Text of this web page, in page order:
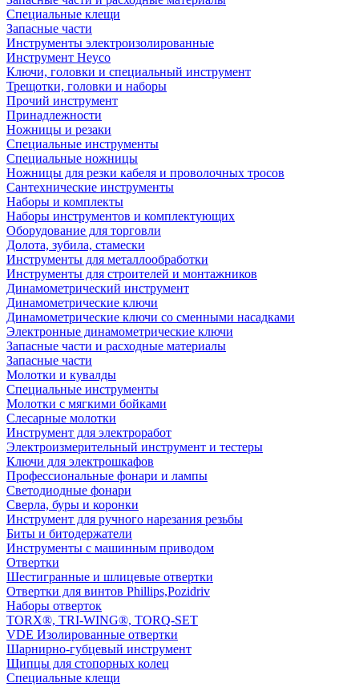
Специальные клещи
Запасные части
Инструменты электроизолированные
Инструмент Heyco
Ключи, головки и специальный инструмент
Трещотки, головки и наборы
Прочий инструмент
Принадлежности
Ножницы и резаки
Специальные инструменты
Специальные ножницы
Ножницы для резки кабеля и проволочных тросов
Сантехнические инструменты
Наборы и комплекты
Наборы инструментов и комплектующих
Оборудование для торговли
Долота, зубила, стамески
Инструменты для металлообработки
Инструменты для строителей и монтажников
Динамометрический инструмент
Динамометрические ключи
Динамометрические ключи со сменными насадками
Электронные динамометрические ключи
Запасные части и расходные материалы
Запасные части
Молотки и кувалды
Специальные инструменты
Молотки с мягкими бойками
Слесарные молотки
Инструмент для электроработ
Электроизмерительный инструмент и тестеры
Ключи для электрошкафов
Профессиональные фонари и лампы
Светодиодные фонари
Сверла, буры и коронки
Инструмент для ручного нарезания резьбы
Биты и битодержатели
Инструменты с машинным приводом
Отвертки
Шестигранные и шлицевые отвертки
Отвертки для винтов Phillips,Pozidriv
Наборы отверток
TORX®, TRI-WING®, TORQ-SET
VDE Изолированные отвертки
Шарнирно-губцевый инструмент
Щипцы для стопорных колец
Специальные клещи